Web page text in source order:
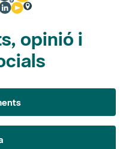
opinió i